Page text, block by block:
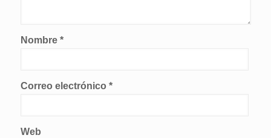
Nombre *
Correo electrónico *
Web